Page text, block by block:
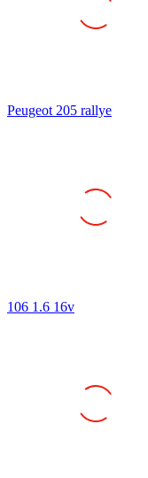
Peugeot 205 rallye
106 1.6 16v